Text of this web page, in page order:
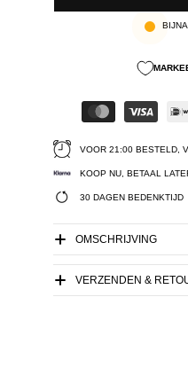
VOOR 21:00 BESTELD,
KOOP NU, BETAAL
30 DAGEN BEDENKTIJD
OMSCHRIJVING
VERZENDEN &